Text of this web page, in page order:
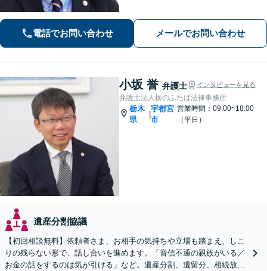
かがいます。一人ではどうにもできな
い、不安やお悩みは、是非、私にゆっ
くりお話しください
電話でお問い合わせ メールでお問い合わせ
小坂 誉 弁護士 インタビューを見る
弁護士法人栃のふたば法律事務所
栃木
県
|
宇都宮
市
営業時間：09:00~18:00
（平日）
遺産分割協議
【初回相談無料】依頼者さま、お相手の気持ちや立場も踏まえ、しこ
りの残らない形で、話し合いを進めます。「音信不通の親族がいる／
お金の話をするのは気が引ける」など。遺産分割、遺留分、相続放